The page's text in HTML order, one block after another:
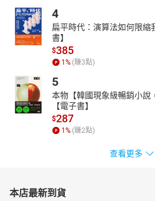
4
扁平時代：演算法如何限縮
書】
$385
1% (賺3點)
5
本物【韓國現象級暢銷小說
【電子書】
$287
1% (賺2點)
查看更多
本店最新到貨